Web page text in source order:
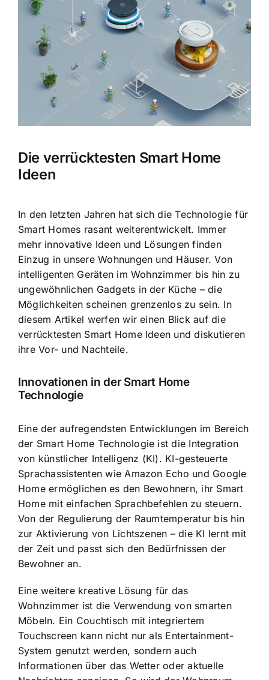
Bild
Die verrücktesten Smart Home
Ideen
In den letzten Jahren hat sich die Technologie für
Smart Homes rasant weiterentwickelt. Immer
mehr innovative Ideen und Lösungen finden
Einzug in unsere Wohnungen und Häuser. Von
intelligenten Geräten im Wohnzimmer bis hin zu
ungewöhnlichen Gadgets in der Küche – die
Möglichkeiten scheinen grenzenlos zu sein. In
diesem Artikel werfen wir einen Blick auf die
verrücktesten Smart Home Ideen und diskutieren
ihre Vor- und Nachteile.
Innovationen in der Smart Home
Technologie
Eine der aufregendsten Entwicklungen im Bereich
der Smart Home Technologie ist die Integration
von künstlicher Intelligenz (KI). KI-gesteuerte
Sprachassistenten wie Amazon Echo und Google
Home ermöglichen es den Bewohnern, ihr Smart
Home mit einfachen Sprachbefehlen zu steuern.
Von der Regulierung der Raumtemperatur bis hin
zur Aktivierung von Lichtszenen – die KI lernt mit
der Zeit und passt sich den Bedürfnissen der
Bewohner an.
Eine weitere kreative Lösung für das
Wohnzimmer ist die Verwendung von smarten
Möbeln. Ein Couchtisch mit integriertem
Touchscreen kann nicht nur als Entertainment-
System genutzt werden, sondern auch
Informationen über das Wetter oder aktuelle